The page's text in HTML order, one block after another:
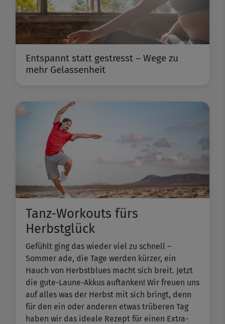
Entspannt statt gestresst – Wege zu
mehr Gelassenheit
Tanz-Workouts fürs
Herbstglück
Gefühlt ging das wieder viel zu schnell –
Sommer ade, die Tage werden kürzer, ein
Hauch von Herbstblues macht sich breit. Jetzt
die gute-Laune-Akkus auftanken! Wir freuen uns
auf alles was der Herbst mit sich bringt, denn
für den ein oder anderen etwas trüberen Tag
haben wir das ideale Rezept für einen Extra-